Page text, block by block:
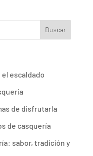
escaldado
de disfrutarla
de casquería
sabor, tradición y